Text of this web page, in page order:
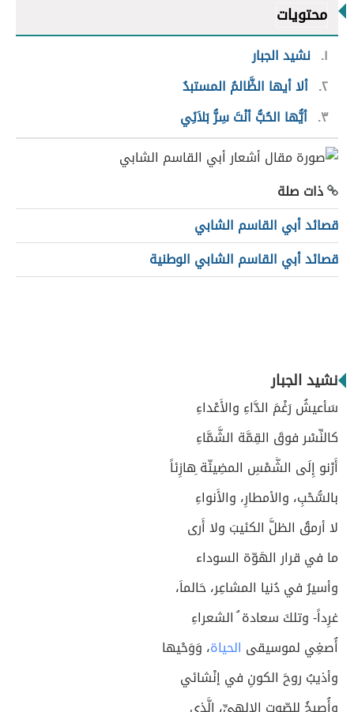
محتويات
١ نشيد الجبار
٢ ألا أيها الظَّالمُ المستبدُ
٣ أيُّها الحُبُّ أنْتَ سِرُّ بَلاَئِي
ذات صلة
قصائد أبي القاسم الشابي
قصائد أبي القاسم الشابي الوطنية
نشيد الجبار
سَأعيشُ رَغْمَ الدَّاءِ والأَعْداءِ
كالنِّسْر فوقَ القِمَّة الشَّمَّاءِ
أَرْنو إِلَى الشَّمْسِ المضِيئّة ِهازِئاً
بالسُّحْبِ، والأمطارِ، والأَنواءِ
لا أرمقُ الظلَّ الكئيبَ ولا أَرى
ما في قرار الهَوّة السوداء
وأسيرُ في دُنيا المشاعِر، حَالماَ،
غرِداً- وتلكَ سعادة ُ الشعراءِ
أُصغِي لموسيقى الحياة، وَوَحْيها
وأذيبُ روحَ الكونِ في إنْشائي